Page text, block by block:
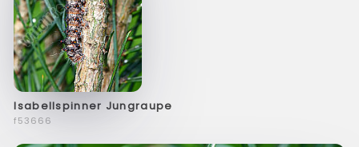
Isabellspinner Jungraupe
f53666